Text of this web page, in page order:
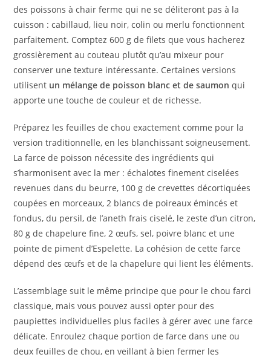
des poissons à chair ferme qui ne se déliteront pas à la
cuisson : cabillaud, lieu noir, colin ou merlu fonctionnent
parfaitement. Comptez 600 g de filets que vous hacherez
grossièrement au couteau plutôt qu’au mixeur pour
conserver une texture intéressante. Certaines versions
utilisent un mélange de poisson blanc et de saumon qui
apporte une touche de couleur et de richesse.
Préparez les feuilles de chou exactement comme pour la
version traditionnelle, en les blanchissant soigneusement.
La farce de poisson nécessite des ingrédients qui
s’harmonisent avec la mer : échalotes finement ciselées
revenues dans du beurre, 100 g de crevettes décortiquées
coupées en morceaux, 2 blancs de poireaux émincés et
fondus, du persil, de l’aneth frais ciselé, le zeste d’un citron,
80 g de chapelure fine, 2 œufs, sel, poivre blanc et une
pointe de piment d’Espelette. La cohésion de cette farce
dépend des œufs et de la chapelure qui lient les éléments.
L’assemblage suit le même principe que pour le chou farci
classique, mais vous pouvez aussi opter pour des
paupiettes individuelles plus faciles à gérer avec une farce
délicate. Enroulez chaque portion de farce dans une ou
deux feuilles de chou, en veillant à bien fermer les